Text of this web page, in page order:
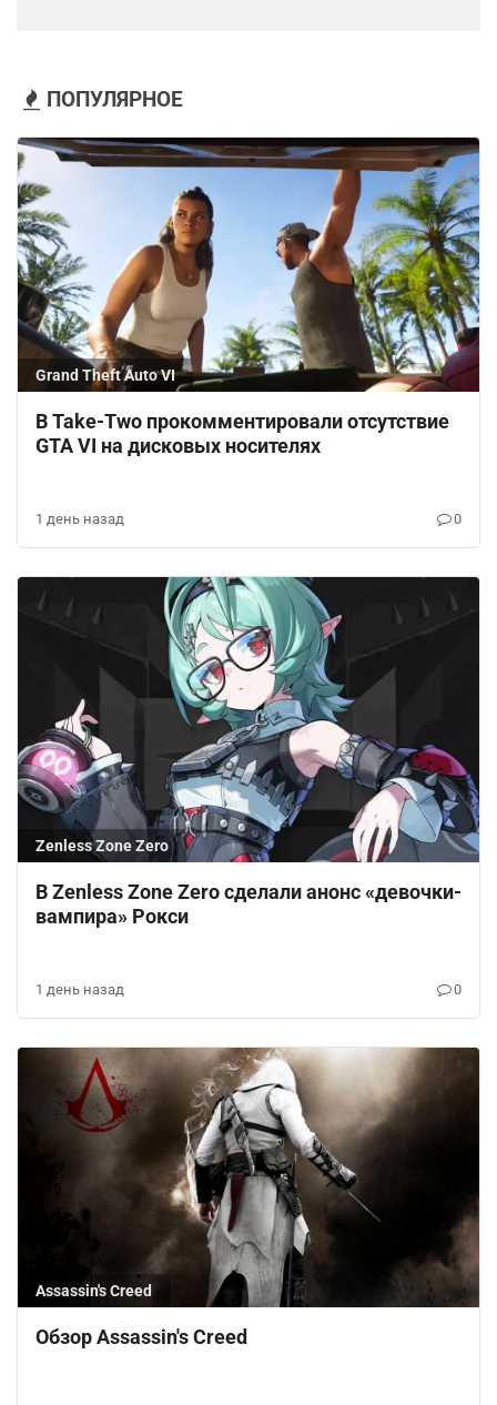
ПОПУЛЯРНОЕ
Grand Theft Auto VI
В Take-Two прокомментировали отсутствие
GTA VI на дисковых носителях
1 день назад 0
Zenless Zone Zero
В Zenless Zone Zero сделали анонс «девочки-
вампира» Рокси
1 день назад 0
Assassin's Creed
Обзор Assassin's Creed